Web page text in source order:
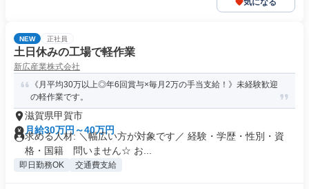
気になる
NEW 正社員
土日休みの工場で軽作業
新広産業株式会社
《月平均30万以上◎年6回賞与×毎月2万の手当支給！》未経験歓迎
の軽作業です。
滋賀県甲賀市
月給30万円～40万円
求める人材: ＼幅広い方が対象です／ 経験・学歴・性別・資
格・国籍 問いません☆ お...
即日勤務OK 交通費支給